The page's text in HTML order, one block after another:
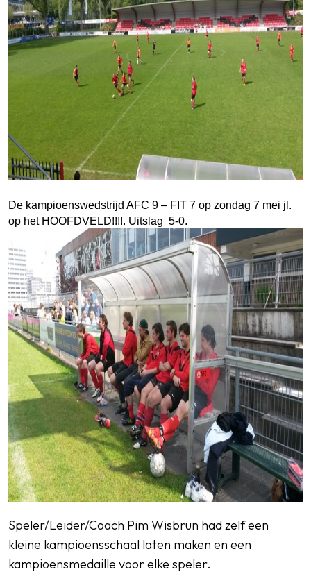
De kampioenswedstrijd AFC 9 – FIT 7 op zondag 7 mei jl.
op het HOOFDVELD!!!!. Uitslag 5-0.
Speler/Leider/Coach Pim Wisbrun had zelf een
kleine kampioensschaal laten maken en een
kampioensmedaille voor elke speler.